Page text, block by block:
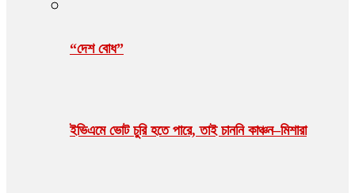
“দেশ বোধ”
ইভিএমে ভোট চুরি হতে পারে, তাই চাননি কাঞ্চন–মিশারা